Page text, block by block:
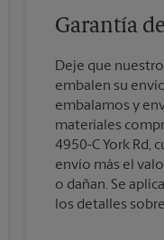
Garantía
Deje que
embalen su
embalamos y
materiales
4950-C York Rd,
envío más el
o dañan. Se
los detalles